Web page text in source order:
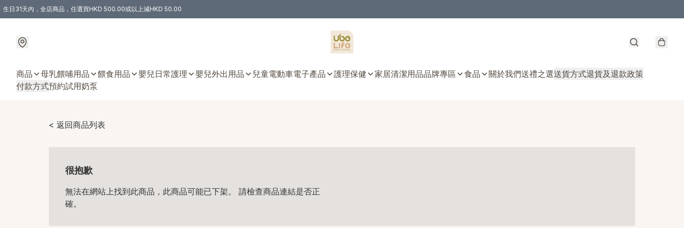
生日31天內，全店商品，任選買HKD 500.00或以上減HKD 50.00
商品 母乳餵哺用品 餵食用品 嬰兒日常護理 嬰兒外出用品 兒童電動車電子產品 護理保健 家居清潔用品品牌專區 食品 關於我們送禮之選送貨方式退貨及退款政策
付款方式預約試用奶泵
< 返回商品列表
很抱歉
無法在網站上找到此商品，此商品可能已下架。 請檢查商品連結是否正
確。